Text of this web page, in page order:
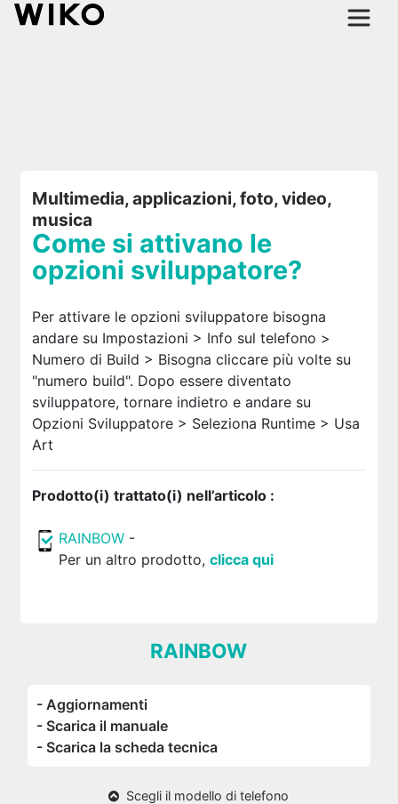
Multimedia, applicazioni, foto, video,
musica
Come si attivano le
opzioni sviluppatore?
Per attivare le opzioni sviluppatore bisogna
andare su Impostazioni > Info sul telefono >
Numero di Build > Bisogna cliccare più volte su
"numero build". Dopo essere diventato
sviluppatore, tornare indietro e andare su
Opzioni Sviluppatore > Seleziona Runtime > Usa
Art
Prodotto(i) trattato(i) nell’articolo :
RAINBOW-
Per un altro prodotto, clicca qui
RAINBOW
- Aggiornamenti
- Scarica il manuale
- Scarica la scheda tecnica
Scegli il modello di telefono